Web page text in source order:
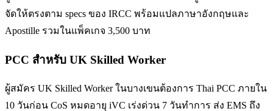
จัดให้ตรงตาม specs ของ IRCC พร้อมแปลภาษาอังกฤษและ
Apostille รวมในแพ็คเกจ 3,500 บาท
PCC สำหรับ UK Skilled Worker
ผู้สมัคร UK Skilled Worker ในบางเขนต้องการ Thai PCC ภายใน
10 วันก่อน CoS หมดอายุ iVC เร่งด่วน 7 วันทำการ ส่ง EMS ถึง